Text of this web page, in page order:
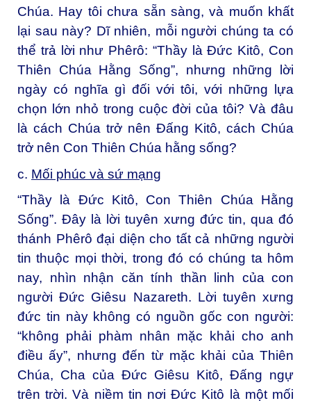
Chúa. Hay tôi chưa sẵn sàng, và muốn khất
lại sau này? Dĩ nhiên, mỗi người chúng ta có
thể trả lời như Phêrô: “Thầy là Đức Kitô, Con
Thiên Chúa Hằng Sống”, nhưng những lời
ngày có nghĩa gì đối với tôi, với những lựa
chọn lớn nhỏ trong cuộc đời của tôi? Và đâu
là cách Chúa trở nên Đấng Kitô, cách Chúa
trở nên Con Thiên Chúa hằng sống?
c. Mối phúc và sứ mạng
“Thầy là Đức Kitô, Con Thiên Chúa Hằng
Sống”. Đây là lời tuyên xưng đức tin, qua đó
thánh Phêrô đại diện cho tất cả những người
tin thuộc mọi thời, trong đó có chúng ta hôm
nay, nhìn nhận căn tính thần linh của con
người Đức Giêsu Nazareth. Lời tuyên xưng
đức tin này không có nguồn gốc con người:
“không phải phàm nhân mặc khải cho anh
điều ấy”, nhưng đến từ mặc khải của Thiên
Chúa, Cha của Đức Giêsu Kitô, Đấng ngự
trên trời. Và niềm tin nơi Đức Kitô là một mối